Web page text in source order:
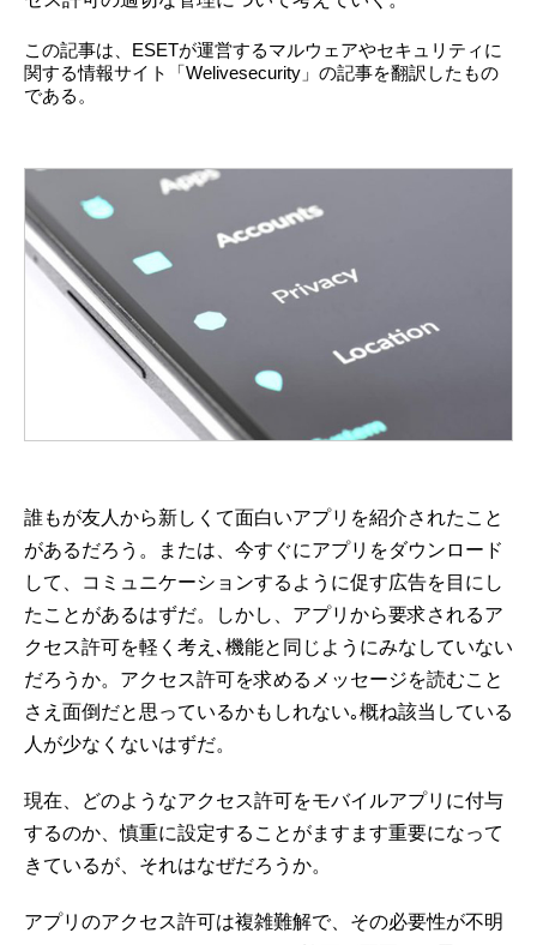
この記事は、ESETが運営するマルウェアやセキュリティに
関する情報サイト「Welivesecurity」の記事を翻訳したもの
である。
誰もが友人から新しくて面白いアプリを紹介されたこと
があるだろう。または、今すぐにアプリをダウンロード
して、コミュニケーションするように促す広告を目にし
たことがあるはずだ。しかし、アプリから要求されるア
クセス許可を軽く考え､機能と同じようにみなしていない
だろうか。アクセス許可を求めるメッセージを読むこと
さえ面倒だと思っているかもしれない｡概ね該当している
人が少なくないはずだ。
現在、どのようなアクセス許可をモバイルアプリに付与
するのか、慎重に設定することがますます重要になって
きているが、それはなぜだろうか。
アプリのアクセス許可は複雑難解で、その必要性が不明